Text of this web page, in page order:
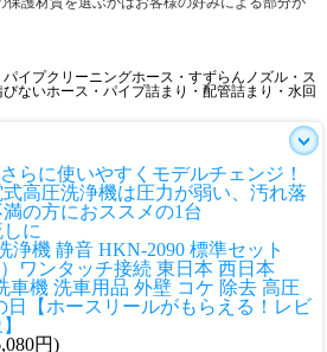
イプクリーニングホース・すずらんノズル・ス
ないホース・パイプ詰まり・配管詰まり・水回
らに使いやすくモデルチェンジ！
式高圧洗浄機は圧力が弱い、汚れ落
の方におススメの1台
に
浄機 静音 HKN-2090 標準セット
）ワンタッチ接続 東日本 西日本
車機 洗車用品 外壁 コケ 除去 高圧
【ホースリールがもらえる！レビ
円)